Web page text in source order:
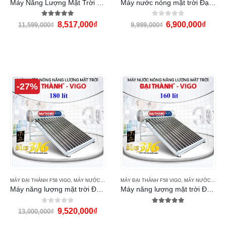
5.00 out of 5
11,599,000₫ 8,517,000₫ 0out of 5
9,999,000₫ 6,900,000₫
-27%
MÁY ĐẠI THÀNH F58 VIGO, MÁY NƯỚC NÓNG NĂNG LƯỢNG MẶT TRỜI ĐẠI THÀNH
Máy năng lượng mặt trời Đại Thành 180l Vigo F58
0out of 5
13,000,000₫ 9,520,000₫
MÁY ĐẠI THÀNH F58 VIGO, MÁY NƯỚC NÓNG NĂNG LƯỢNG MẶT TRỜI ĐẠI THÀNH
Máy năng lượng mặt trời Đại Thành 160 lít Vigo F58